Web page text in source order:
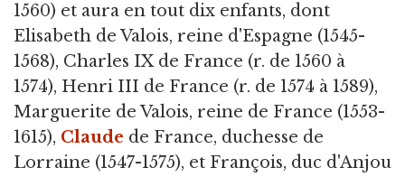
1560) et aura en tout dix enfants, dont
Elisabeth de Valois, reine d'Espagne (1545-
1568), Charles IX de France (r. de 1560 à
1574), Henri III de France (r. de 1574 à 1589),
Marguerite de Valois, reine de France (1553-
1615), Claude de France, duchesse de
Lorraine (1547-1575), et François, duc d'Anjou